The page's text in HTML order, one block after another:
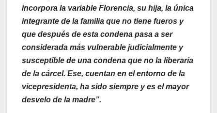
incorpora la variable Florencia, su hija, la única
integrante de la familia que no tiene fueros y
que después de esta condena pasa a ser
considerada más vulnerable judicialmente y
susceptible de una condena que no la liberaría
de la cárcel. Ese, cuentan en el entorno de la
vicepresidenta, ha sido siempre y es el mayor
desvelo de la madre”.